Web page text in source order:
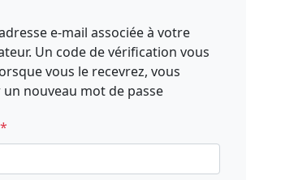
e-mail associée à votre
Un code de vérification vous
vous le recevrez, vous
nouveau mot de passe
*